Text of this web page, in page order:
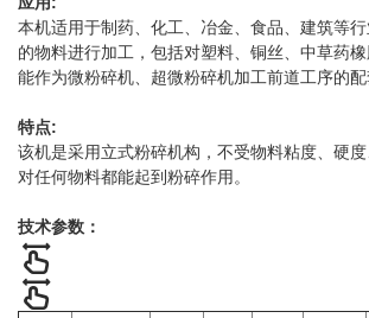
本机适用于制药、化工、冶金、食品、建筑等
的物料进行加工，包括对塑料、铜丝、中草药
能作为微粉碎机、超微粉碎机加工前道工序的配
特点:
该机是采用立式粉碎机构，不受物料粘度、硬度
对任何物料都能起到粉碎作用。
技术参数：